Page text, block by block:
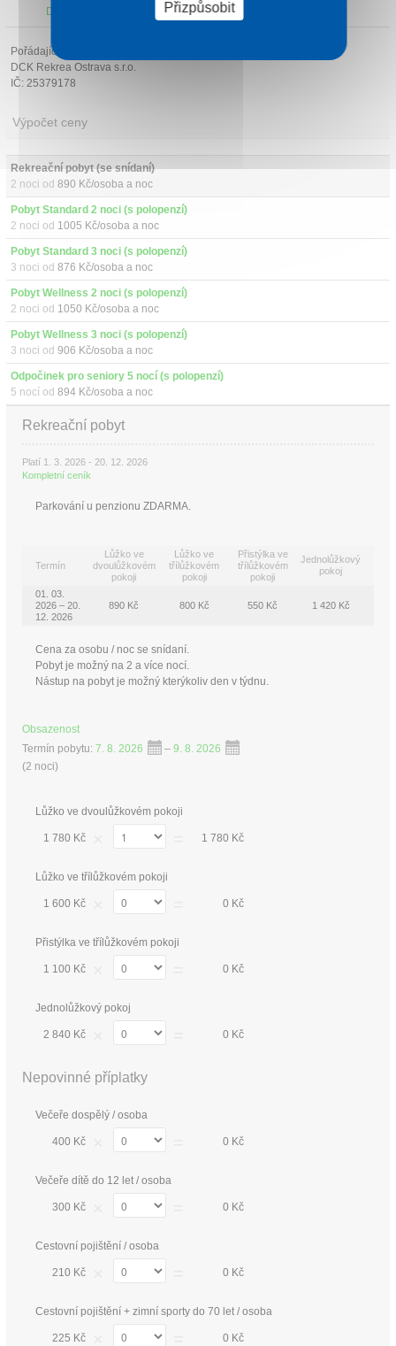
Další atrakce v okolí
Pořádající cestovní kancelář:
DCK Rekrea Ostrava s.r.o.
IČ: 25379178
Výpočet ceny
Rekreační pobyt (se snídaní)
2 noci od 890 Kč/osoba a noc
Pobyt Standard 2 noci (s polopenzí)
2 noci od 1005 Kč/osoba a noc
Pobyt Standard 3 noci (s polopenzí)
3 noci od 876 Kč/osoba a noc
Pobyt Wellness 2 noci (s polopenzí)
2 noci od 1050 Kč/osoba a noc
Pobyt Wellness 3 noci (s polopenzí)
3 noci od 906 Kč/osoba a noc
Odpočinek pro seniory 5 nocí (s polopenzí)
5 nocí od 894 Kč/osoba a noc
Rekreační pobyt
Platí 1. 3. 2026 - 20. 12. 2026
Kompletní ceník
Parkování u penzionu ZDARMA.
Termín
Lůžko ve
dvoulůžkovém
pokoji
Lůžko ve
třílůžkovém
pokoji
Přistýlka ve
třílůžkovém
pokoji
Jednolůžkový
pokoj
01. 03.
2026 – 20.
12. 2026
890 Kč 800 Kč 550 Kč 1 420 Kč
Cena za osobu / noc se snídaní.
Pobyt je možný na 2 a více nocí.
Nástup na pobyt je možný kterýkoliv den v týdnu.
Obsazenost
Termín pobytu: 7. 8. 2026 – 9. 8. 2026
(2 noci)
Lůžko ve dvoulůžkovém pokoji
1 780 Kč 1 780 Kč
Lůžko ve třílůžkovém pokoji
1 600 Kč 0 Kč
Přistýlka ve třílůžkovém pokoji
1 100 Kč 0 Kč
Jednolůžkový pokoj
2 840 Kč 0 Kč
Nepovinné příplatky
Večeře dospělý / osoba
400 Kč 0 Kč
Večeře dítě do 12 let / osoba
300 Kč 0 Kč
Cestovní pojištění / osoba
210 Kč 0 Kč
Cestovní pojištění + zimní sporty do 70 let / osoba
225 Kč 0 Kč
Přizpůsobit